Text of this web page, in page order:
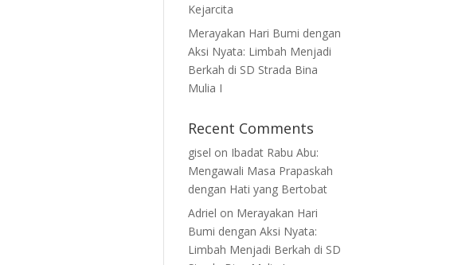
Kejarcita
Merayakan Hari Bumi dengan
Aksi Nyata: Limbah Menjadi
Berkah di SD Strada Bina
Mulia I
Recent Comments
gisel on Ibadat Rabu Abu:
Mengawali Masa Prapaskah
dengan Hati yang Bertobat
Adriel on Merayakan Hari
Bumi dengan Aksi Nyata:
Limbah Menjadi Berkah di SD